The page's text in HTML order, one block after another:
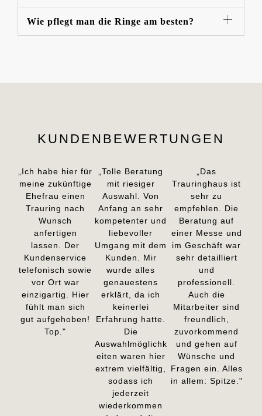
Wie pflegt man die Ringe am besten?
KUNDENBEWERTUNGEN
„Ich habe hier für
meine zukünftige
Ehefrau einen
Trauring nach
Wunsch
anfertigen
lassen. Der
Kundenservice
telefonisch sowie
vor Ort war
einzigartig. Hier
fühlt man sich
gut aufgehoben!
Top."
„Tolle Beratung
mit riesiger
Auswahl. Von
Anfang an sehr
kompetenter und
liebevoller
Umgang mit dem
Kunden. Mir
wurde alles
genauestens
erklärt, da ich
keinerlei
Erfahrung hatte.
Die
Auswahlmöglichk
eiten waren hier
extrem vielfältig,
sodass ich
jederzeit
wiederkommen
„Das
Trauringhaus ist
sehr zu
empfehlen. Die
Beratung auf
einer Messe und
im Geschäft war
sehr detailliert
und
professionell.
Auch die
Mitarbeiter sind
freundlich,
zuvorkommend
und gehen auf
Wünsche und
Fragen ein. Alles
in allem: Spitze."